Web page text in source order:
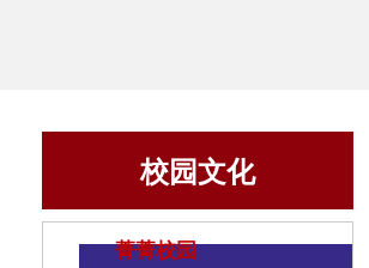
校园文化
菁菁校园